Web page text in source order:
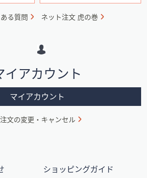
る質問 ネット注文 虎の巻
イアカウント
マイアカウント
文の変更・キャンセル
ショッピングガイド